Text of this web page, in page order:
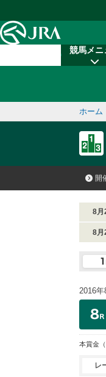
競馬メニ
ホーム
開
8月
8月
2016
本賞金
レ